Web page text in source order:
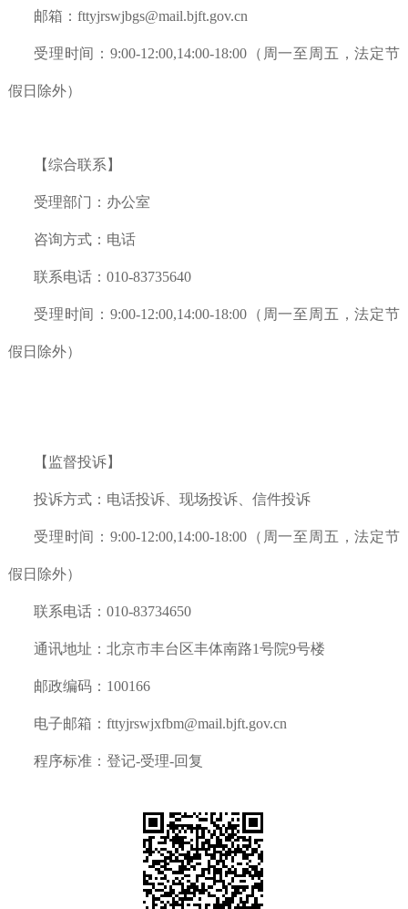
邮箱：fttyjrswjbgs@mail.bjft.gov.cn
受理时间：9:00-12:00,14:00-18:00（周一至周五，法定节
假日除外）
【综合联系】
受理部门：办公室
咨询方式：电话
联系电话：010-83735640
受理时间：9:00-12:00,14:00-18:00（周一至周五，法定节
假日除外）
【监督投诉】
投诉方式：电话投诉、现场投诉、信件投诉
受理时间：9:00-12:00,14:00-18:00（周一至周五，法定节
假日除外）
联系电话：010-83734650
通讯地址：北京市丰台区丰体南路1号院9号楼
邮政编码：100166
电子邮箱：fttyjrswjxfbm@mail.bjft.gov.cn
程序标准：登记-受理-回复